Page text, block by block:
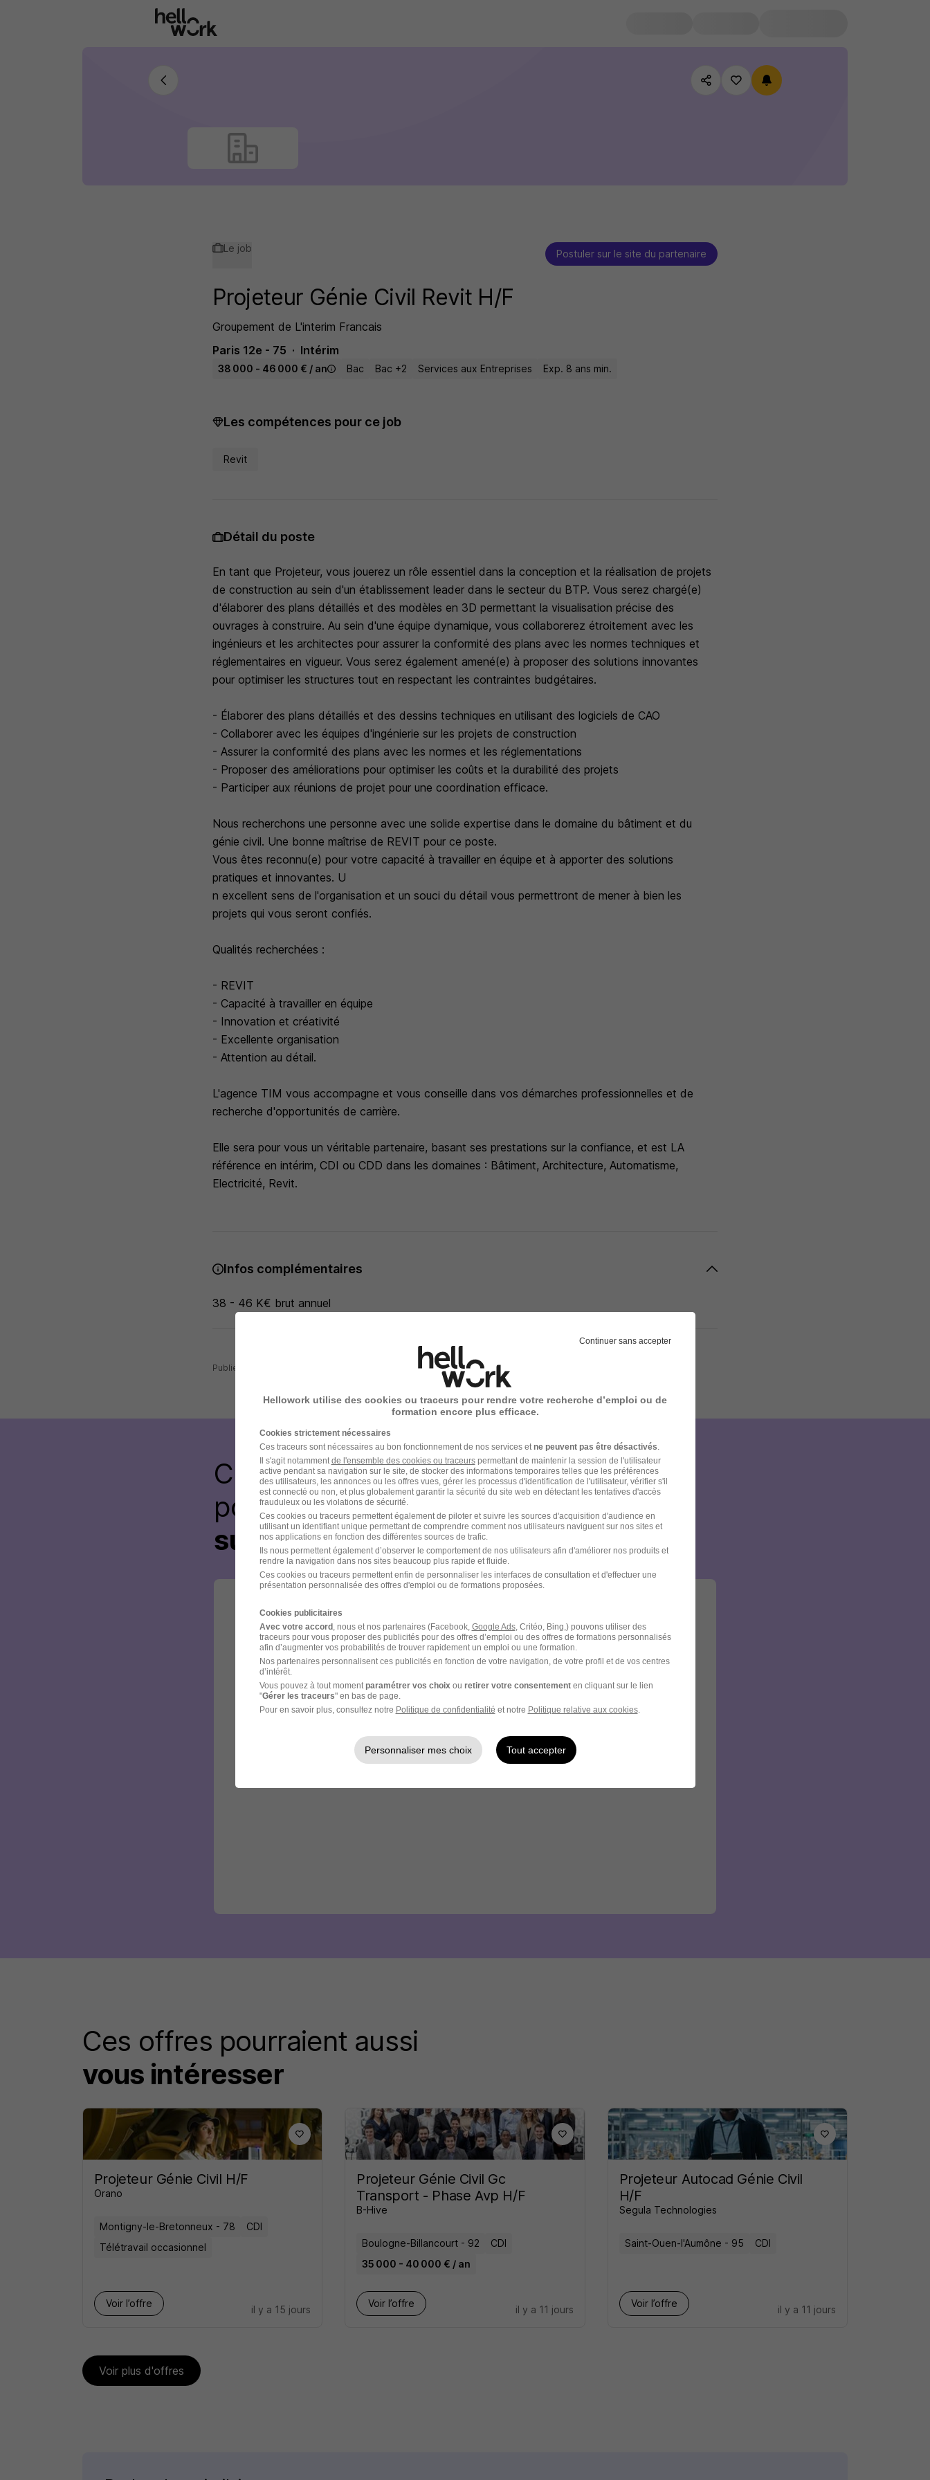
Le job Postuler sur le site du partenaire
Projeteur Génie Civil Revit H/F
Groupement de L'interim Francais
Paris 12e - 75
Intérim
38 000 - 46 000 € / an Bac Bac +2 Services aux Entreprises Exp. 8 ans min.
Les compétences pour ce job
Revit
Détail du poste
En tant que Projeteur, vous jouerez un rôle essentiel dans la conception et la réalisation de projets
de construction au sein d'un établissement leader dans le secteur du BTP. Vous serez chargé(e)
d'élaborer des plans détaillés et des modèles en 3D permettant la visualisation précise des
ouvrages à construire. Au sein d'une équipe dynamique, vous collaborerez étroitement avec les
ingénieurs et les architectes pour assurer la conformité des plans avec les normes techniques et
réglementaires en vigueur. Vous serez également amené(e) à proposer des solutions innovantes
pour optimiser les structures tout en respectant les contraintes budgétaires.
- Élaborer des plans détaillés et des dessins techniques en utilisant des logiciels de CAO
- Collaborer avec les équipes d'ingénierie sur les projets de construction
- Assurer la conformité des plans avec les normes et les réglementations
- Proposer des améliorations pour optimiser les coûts et la durabilité des projets
- Participer aux réunions de projet pour une coordination efficace.
Nous recherchons une personne avec une solide expertise dans le domaine du bâtiment et du
génie civil. Une bonne maîtrise de REVIT pour ce poste.
Vous êtes reconnu(e) pour votre capacité à travailler en équipe et à apporter des solutions
pratiques et innovantes. U
n excellent sens de l'organisation et un souci du détail vous permettront de mener à bien les
projets qui vous seront confiés.
Qualités recherchées :
- REVIT
- Capacité à travailler en équipe
- Innovation et créativité
- Excellente organisation
- Attention au détail.
L'agence TIM vous accompagne et vous conseille dans vos démarches professionnelles et de
recherche d'opportunités de carrière.
Elle sera pour vous un véritable partenaire, basant ses prestations sur la confiance, et est LA
référence en intérim, CDI ou CDD dans les domaines : Bâtiment, Architecture, Automatisme,
Electricité, Revit.
Infos complémentaires
38 - 46 K€ brut annuel
Publiée le 07/08/2026 - Réf : 178646526W
Créez votre compteHellowork et
postulez
sur le site du partenaire !
Ces offres pourraient aussi
vous intéresser
Projeteur Génie Civil H/F
Orano
Montigny-le-Bretonneux - 78
CDI
Télétravail occasionnel
Voir l’offre
il y a 15 jours
Projeteur Génie Civil Gc
Transport - Phase Avp H/F
B-Hive
Boulogne-Billancourt - 92
CDI
35 000 - 40 000 € / an
Voir l’offre
il y a 11 jours
Projeteur Autocad Génie Civil
H/F
Segula Technologies
Saint-Ouen-l'Aumône - 95 CDI
Voir l’offre
il y a 11 jours
Voir plus d'offres
Continuer sans accepter
Hellowork utilise des cookies ou traceurs pour rendre votre recherche d’emploi ou de
formation encore plus efficace.
Cookies strictement nécessaires
Ces traceurs sont nécessaires au bon fonctionnement de nos services et ne peuvent pas être désactivés
Il s'agit notamment de l'ensemble des cookies ou traceurspermettant de maintenir la session de l'utilisateur
active pendant sa navigation sur le site, de stocker des informations temporaires telles que les préférences
des utilisateurs, les annonces ou les offres vues, gérer les processus d'identification de l'utilisateur, vérifier s'il
est connecté ou non, et plus globalement garantir la sécurité du site web en détectant les tentatives d'accès
frauduleux ou les violations de sécurité.
Ces cookies ou traceurs permettent également de piloter et suivre les sources d'acquisition d'audience en
utilisant un identifiant unique permettant de comprendre comment nos utilisateurs naviguent sur nos sites et
nos applications en fonction des différentes sources de trafic.
Ils nous permettent également d’observer le comportement de nos utilisateurs afin d'améliorer nos produits et
rendre la navigation dans nos sites beaucoup plus rapide et fluide.
Ces cookies ou traceurs permettent enfin de personnaliser les interfaces de consultation et d'effectuer une
présentation personnalisée des offres d'emploi ou de formations proposées.
Cookies publicitaires
Avec votre accord, nous et nos partenaires (Facebook, Google Ads, Critéo, Bing,) pouvons utiliser des
traceurs pour vous proposer des publicités pour des offres d’emploi ou des offres de formations personnalisés
afin d’augmenter vos probabilités de trouver rapidement un emploi ou une formation.
Nos partenaires personnalisent ces publicités en fonction de votre navigation, de votre profil et de vos centres
d’intérêt.
Vous pouvez à tout moment paramétrer vos choix ou retirer votre consentementen cliquant sur le lien
"Gérer les traceurs" en bas de page.
Pour en savoir plus, consultez notre Politique de confidentialité et notre Politique relative aux cookies.
Personnaliser mes choix Tout accepter